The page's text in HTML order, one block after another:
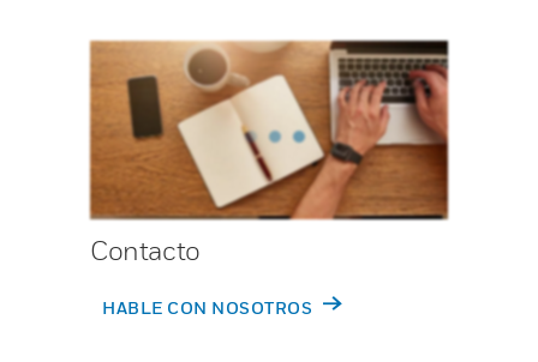
Contacto
HABLE CON NOSOTROS